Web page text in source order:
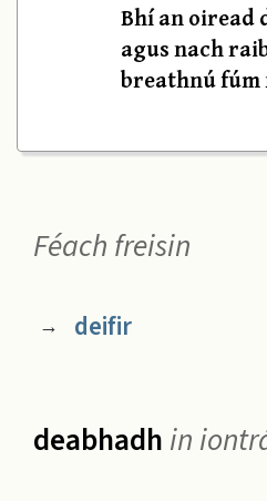
Bhí an oiread
agus nach
breathnú
Féach freisin
→ deifir
deabhadh in